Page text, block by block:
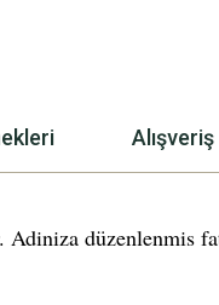
düzenlenmis